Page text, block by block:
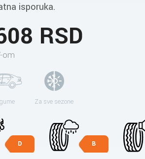
isporuka.
RSD
om
Za sve sezone
D B